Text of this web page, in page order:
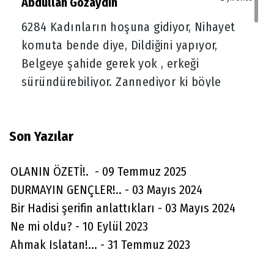
6284 Kadınların hoşuna gidiyor, Nihayet
komuta bende diye, Dildiğini yapıyor,
Belgeye şahide gerek yok , erkeği
süründürebiliyor. Zannediyor ki böyle
olmak istemiyor artık Çalışmayan kadını
itibarsızlaştırıldı, meta haline geldi,
Erkekler zaten yerlerde sürünüyor
Cevapla
Beğen( 0
( 0 )
Son Yazılar
OLANIN ÖZETİ!. - 09 Temmuz 2025
DURMAYIN GENÇLER!.. - 03 Mayıs 2024
Bir Hadisi şerifin anlattıkları - 03 Mayıs 2024
Ne mi oldu? - 10 Eylül 2023
Ahmak Islatan!... - 31 Temmuz 2023